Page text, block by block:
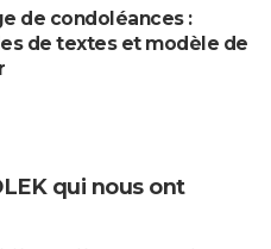
de condoléances :
de textes et modèle de
qui nous ont